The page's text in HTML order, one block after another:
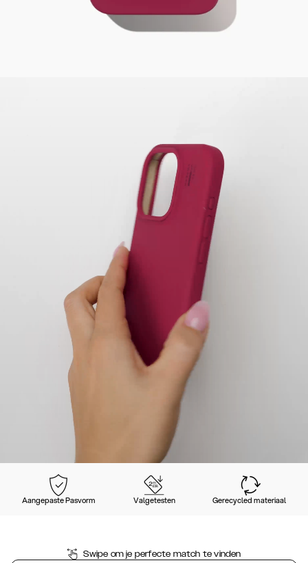
Aangepaste Pasvorm Valgetesten Gerecycled materiaal
Swipe om je perfecte match te vinden